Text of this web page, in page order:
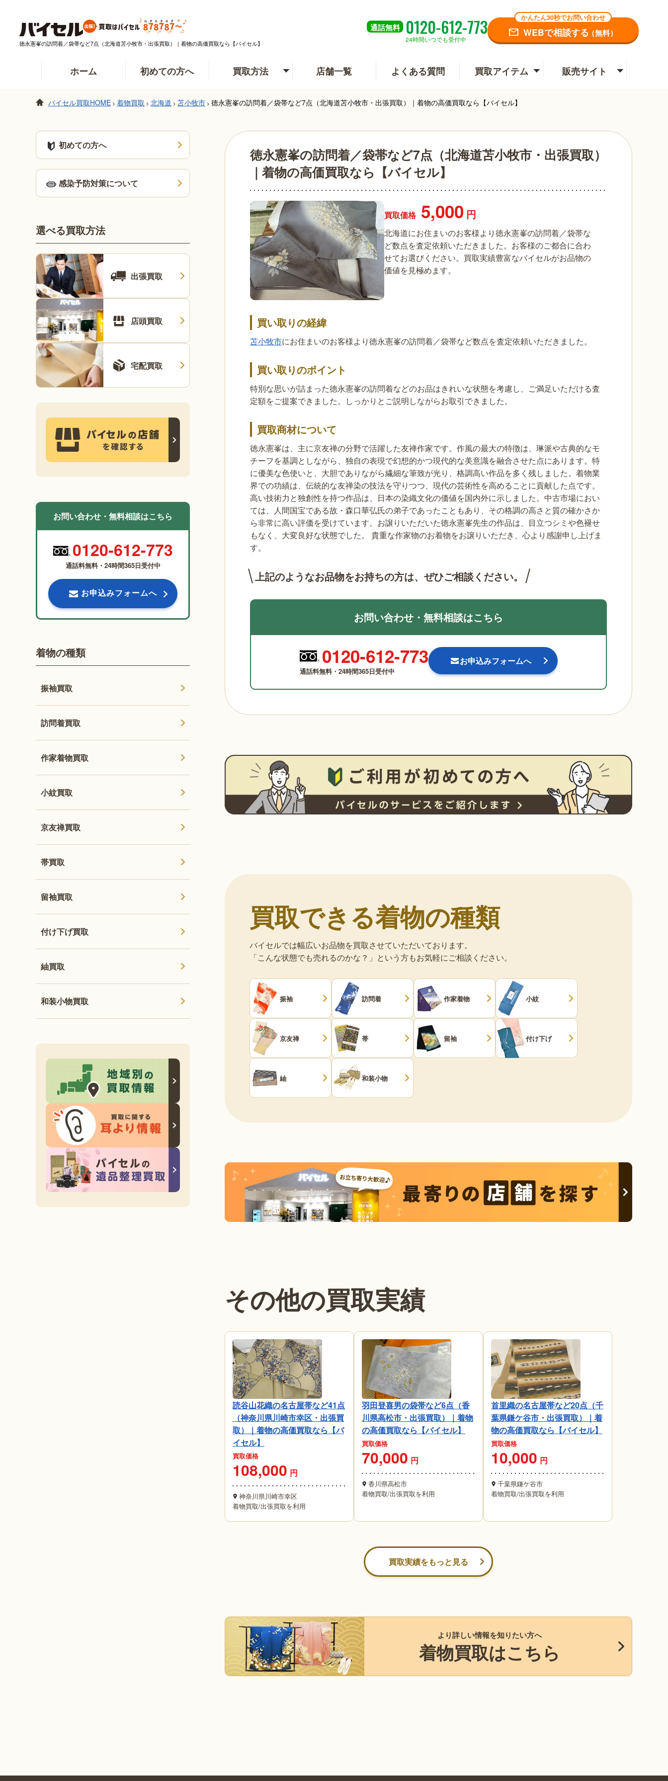
徳永憲峯の訪問着／袋帯など7点（北海道苫小牧市・出張買取）｜着物の高価買取なら【バイセル】
通話無料 0120-612-773
24時間いつでも受付中
かんたん30秒でお問い合わせ
WEBで相談する（無料）
ホーム 初めての方へ 買取方法 店舗一覧 よくある質問 買取アイテム 販売サイト
バイセル買取HOME > 着物買取 > 北海道 > 苫小牧市 > 徳永憲峯の訪問着／袋帯など7点（北海道苫小牧市・出張買取）｜着物の高価買取なら【バイセル】
徳永憲峯の訪問着／袋帯など7点（北海道苫小牧市・出張買取）
｜着物の高価買取なら【バイセル】
買取価格 5,000 円
北海道にお住まいのお客様より徳永憲峯の訪問着／袋帯な
ど数点を査定依頼いただきました。お客様のご都合に合わ
せてお選びください。買取実績豊富なバイセルがお品物の
価値を見極めます。
買い取りの経緯
苫小牧市にお住まいのお客様より徳永憲峯の訪問着／袋帯など数点を査定依頼いただきました。
買い取りのポイント
特別な思いが詰まった徳永憲峯の訪問着などのお品はきれいな状態を考慮し、ご満足いただける査
定額をご提案できました。しっかりとご説明しながらお取引できました。
買取商材について
徳永憲峯は、主に京友禅の分野で活躍した友禅作家です。作風の最大の特徴は、琳派や古典的なモ
チーフを基調としながら、独自の表現で幻想的かつ現代的な美意識を融合させた点にあります。特
に優美な色使いと、大胆でありながら繊細な筆致が光り、格調高い作品を多く残しました。着物業
界での功績は、伝統的な友禅染の技法を守りつつ、現代の芸術性を高めることに貢献した点です。
高い技術力と独創性を持つ作品は、日本の染織文化の価値を国内外に示しました。中古市場におい
ては、人間国宝である故・森口華弘氏の弟子であったこともあり、その格調の高さと質の確かさか
ら非常に高い評価を受けています。お譲りいただいた徳永憲峯先生の作品は、目立つシミや色褪せ
もなく、大変良好な状態でした。 貴重な作家物のお着物をお譲りいただき、心より感謝申し上げま
す。
上記のようなお品物をお持ちの方は、 ぜひご相談ください。
お問い合わせ・無料相談はこちら
0120-612-773
通話料無料・24時間365日受付中
お申込みフォームへ
買取できる着物の種類
バイセルでは幅広いお品物を買取させていただいております。
「こんな状態でも売れるのかな？」という方もお気軽にご相談ください。
振袖 訪問着 作家着物 小紋
京友禅 帯 留袖 付け下げ
紬 和装小物
その他の買取実績
読谷山花織の名古屋帯など41点
（神奈川県川崎市幸区・出張買
取）｜着物の高価買取なら【バ
イセル】
買取価格
108,000 円
神奈川県川崎市幸区
着物買取/出張買取を利用
羽田登喜男の袋帯など6点（香
川県高松市・出張買取）｜着物
の高価買取なら【バイセル】
買取価格
70,000 円
香川県高松市
着物買取/出張買取を利用
首里織の名古屋帯など20点（千
葉県鎌ケ谷市・出張買取）｜着
物の高価買取なら【バイセル】
買取価格
10,000 円
千葉県鎌ケ谷市
着物買取/出張買取を利用
買取実績をもっと見る
より詳しい情報を知りたい方へ
着物買取はこちら
初めての方へ
感染予防対策について
選べる買取方法
出張買取
店頭買取
宅配買取
お問い合わせ・無料相談はこちら
0120-612-773
通話料無料・24時間365日受付中
お申込みフォームへ
着物の種類
振袖買取
訪問着買取
作家着物買取
小紋買取
京友禅買取
帯買取
留袖買取
付け下げ買取
紬買取
和装小物買取